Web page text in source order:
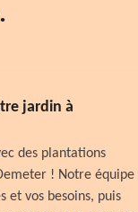
jardin à
des plantations
! Notre équipe
et vos besoins, puis